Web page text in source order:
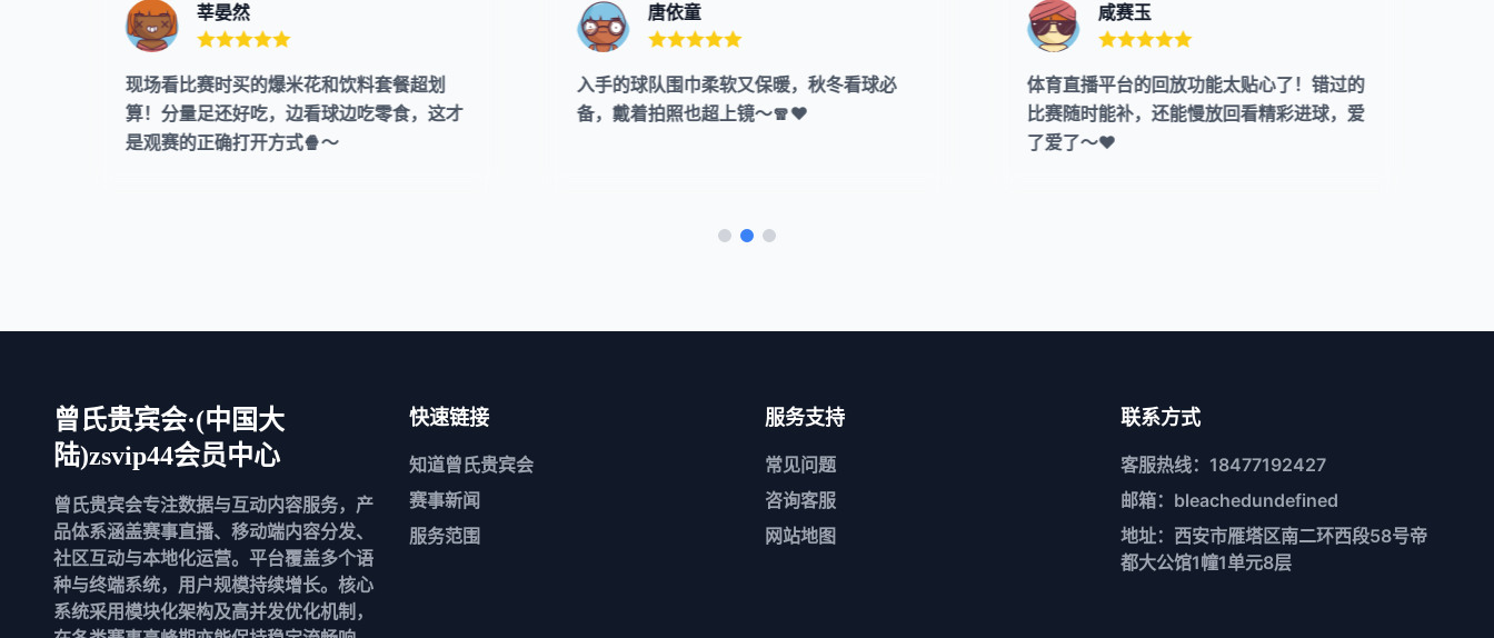
莘晏然
现场看比赛时买的爆米花和饮料套餐超划
算！分量足还好吃，边看球边吃零食，这才
是观赛的正确打开方式🍿～
唐依童
入手的球队围巾柔软又保暖，秋冬看球必
备，戴着拍照也超上镜～🧣❤️
咸赛玉
体育直播平台的回放功能太贴心了！错过的
比赛随时能补，还能慢放回看精彩进球，爱
了爱了～❤️
曾氏贵宾会·(中国大
陆)zsvip44会员中心
曾氏贵宾会专注数据与互动内容服务，产
品体系涵盖赛事直播、移动端内容分发、
社区互动与本地化运营。平台覆盖多个语
种与终端系统，用户规模持续增长。核心
系统采用模块化架构及高并发优化机制，
快速链接
知道曾氏贵宾会
赛事新闻
服务范围
服务支持
常见问题
咨询客服
网站地图
联系方式
客服热线：18477192427
邮箱：bleachedundefined
地址：西安市雁塔区南二环西段58号帝
都大公馆1幢1单元8层